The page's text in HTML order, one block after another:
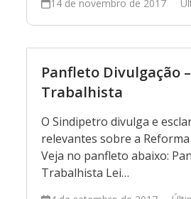
14 de novembro de 2017
Panfleto Divulgação
Trabalhista
O Sindipetro divulga e
relevantes sobre a
Veja no panfleto abaixo:
Trabalhista Lei…